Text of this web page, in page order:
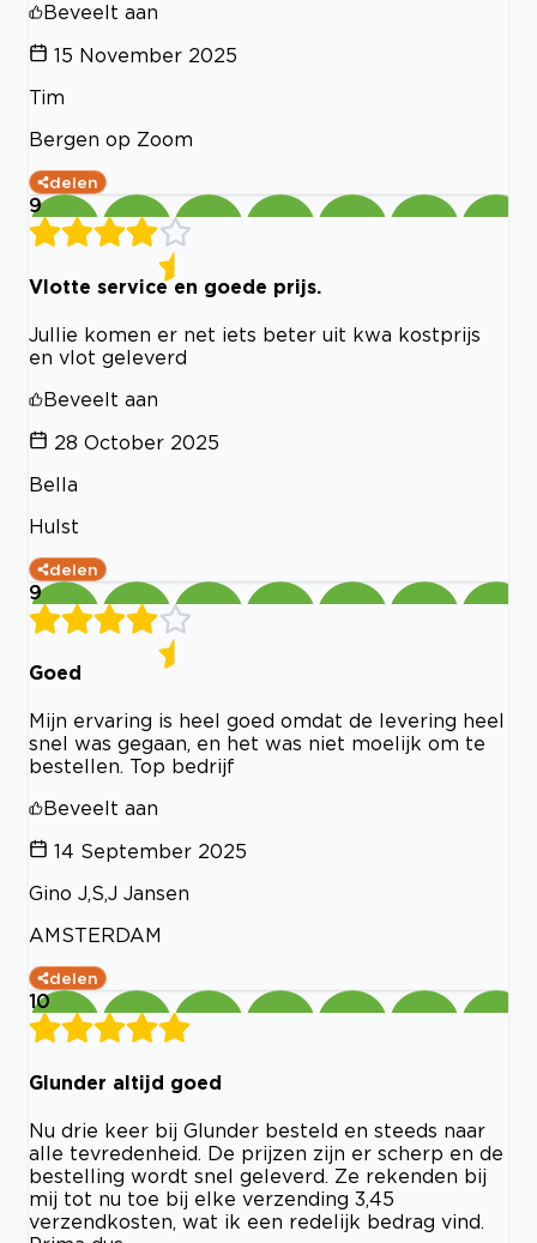
Beveelt aan
15 November 2025
Tim
Bergen op Zoom
delen
9
Vlotte service en goede prijs.
Jullie komen er net iets beter uit kwa kostprijs
en vlot geleverd
Beveelt aan
28 October 2025
Bella
Hulst
delen
9
Goed
Mijn ervaring is heel goed omdat de levering heel
snel was gegaan, en het was niet moelijk om te
bestellen. Top bedrijf
Beveelt aan
14 September 2025
Gino J,S,J Jansen
AMSTERDAM
delen
10
Glunder altijd goed
Nu drie keer bij Glunder besteld en steeds naar
alle tevredenheid. De prijzen zijn er scherp en de
bestelling wordt snel geleverd. Ze rekenden bij
mij tot nu toe bij elke verzending 3,45
verzendkosten, wat ik een redelijk bedrag vind.